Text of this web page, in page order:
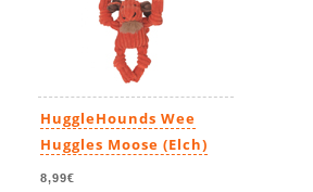
HuggleHounds Wee
Huggles Moose (Elch)
8,99€